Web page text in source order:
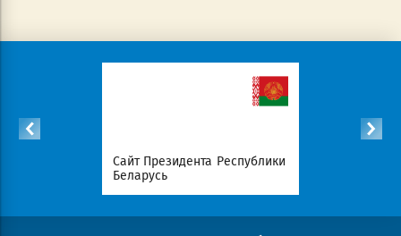
Сайт Президента Республики
Беларусь